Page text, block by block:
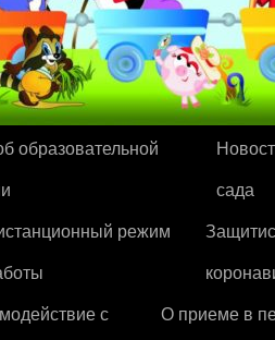
образовательной
сада
режим
с
О приеме в